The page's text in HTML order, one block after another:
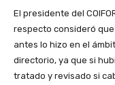
El presidente del
respecto consideró que
antes lo hizo en el
directorio, ya que si
tratado y revisado si